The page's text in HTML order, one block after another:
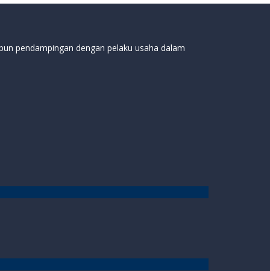
pendampingan dengan pelaku usaha dalam